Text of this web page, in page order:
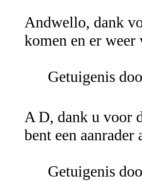
Andwello, dank
komen en er
Getuigenis
A D, dank u voor
bent een aanrader
Getuigenis